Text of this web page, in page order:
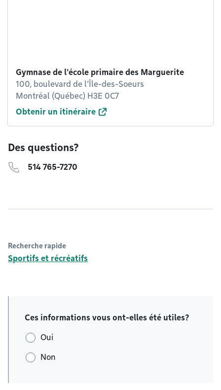
Gymnase de l'école primaire des Marguerite
100, boulevard de l'Île-des-Soeurs
Montréal (Québec) H3E 0C7
Obtenir un itinéraire
Des questions?
514 765-7270
Recherche rapide
Sportifs et récréatifs
Ces informations vous ont-elles été utiles?
Oui
Non